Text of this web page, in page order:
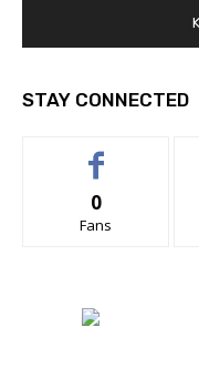
STAY CONNECTED
0
Fans